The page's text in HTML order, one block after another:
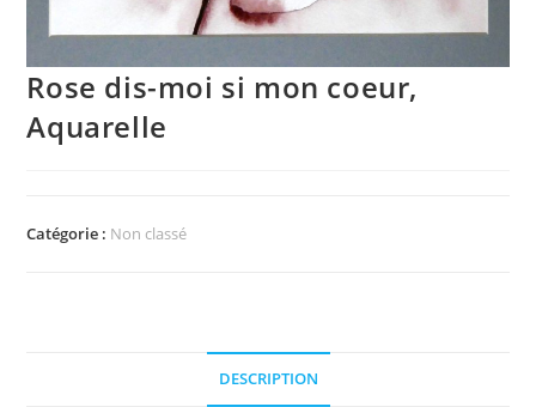
Rose dis-moi si mon coeur,
Aquarelle
Catégorie : Non classé
DESCRIPTION